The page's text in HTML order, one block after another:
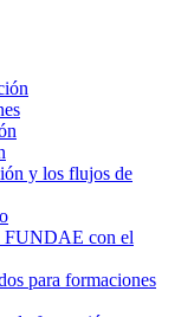
y los flujos de
FUNDAE con el
para formaciones